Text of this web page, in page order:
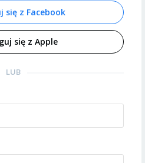
się z Facebook
się z Apple
LUB